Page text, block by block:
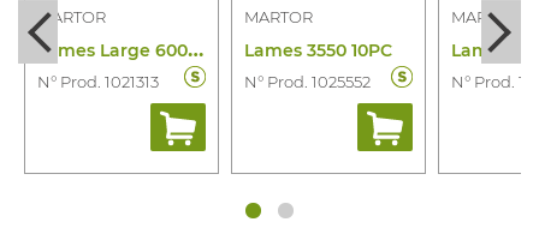
MARTOR
L
ames Large 60099.70 10 Pcs
N° Prod. 1021313
MARTOR
Lames 3550 10PC
N° Prod. 1025552
MARTOR
N° Prod.